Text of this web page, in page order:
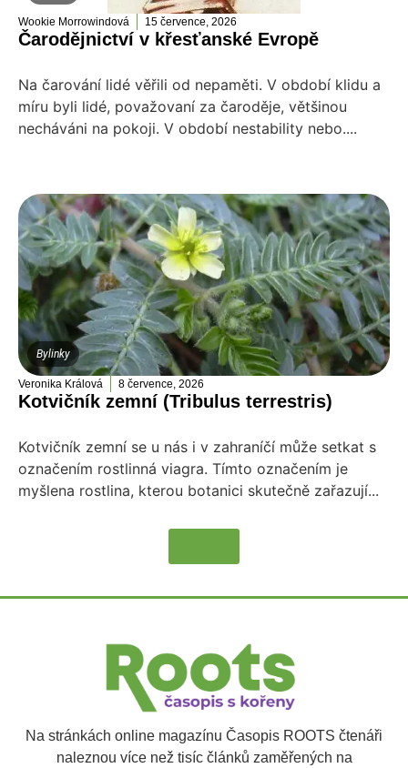
Wookie Morrowindová 15 července, 2026
Čarodějnictví v křesťanské Evropě
Na čarování lidé věřili od nepaměti. V období klidu a
míru byli lidé, považovaní za čaroděje, většinou
necháváni na pokoji. V období nestability nebo....
Bylinky
Veronika Králová 8 července, 2026
Kotvičník zemní (Tribulus terrestris)
Kotvičník zemní se u nás i v zahraníčí může setkat s
označením rostlinná viagra. Tímto označením je
myšlena rostlina, kterou botanici skutečně zařazují...
Na stránkách online magazínu Časopis ROOTS čtenáři
naleznou více než tisíc článků zaměřených na